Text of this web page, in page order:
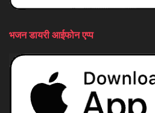
भजन डायरी आईफोन एप्प